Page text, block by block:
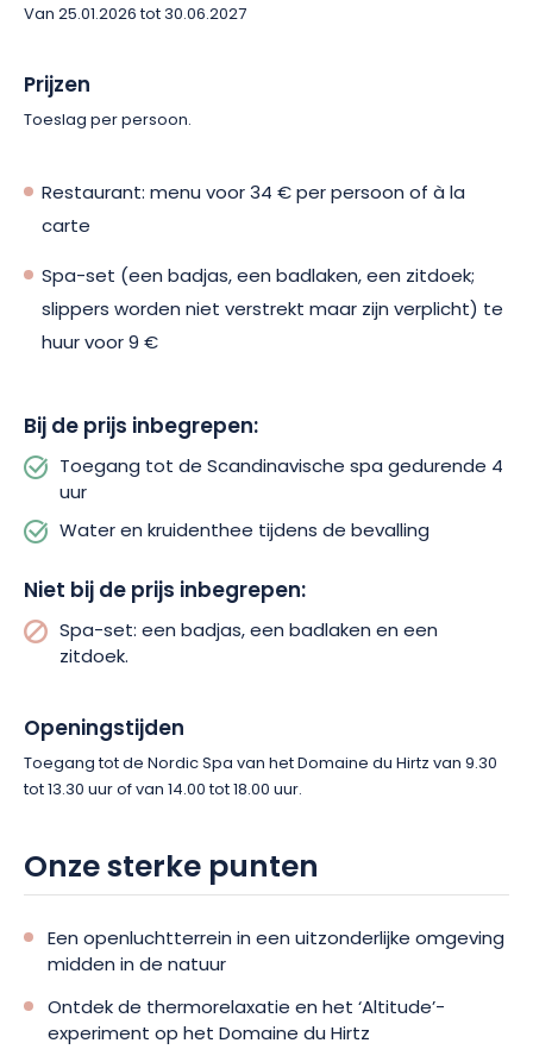
Door afwisselend warmte, kou en rustmomenten te
sauna in het bos met ingebouwde douche. Daar wacht u een
ontspanningssessie bij 90 °C, gevolgd door een koud bad van
8 °C dat u gegarandeerd wakker schudt. Voor unieke
aangeboden. Ook kunt u tegen meerprijs en op reservering
gebruikmaken van de massagegrot.
Vergeet niet uw toegang tot de Nordic Spa van het Domaine &
Spa du Hirtz in Wattwiller te reserveren om uw plek in deze
oase van ontspanning te garanderen!
Van 25.01.2026 tot 30.06.2027
Prijzen
Toeslag per persoon.
Restaurant: menu voor 34 € per persoon of à la
carte
Spa-set (een badjas, een badlaken, een zitdoek;
slippers worden niet verstrekt maar zijn verplicht) te
huur voor 9 €
Bij de prijs inbegrepen:
Toegang tot de Scandinavische spa gedurende 4
uur
Water en kruidenthee tijdens de bevalling
Niet bij de prijs inbegrepen:
Spa-set: een badjas, een badlaken en een
zitdoek.
Openingstijden
Toegang tot de Nordic Spa van het Domaine du Hirtz van 9.30
tot 13.30 uur of van 14.00 tot 18.00 uur.
Onze sterke punten
Een openluchtterrein in een uitzonderlijke omgeving
midden in de natuur
Ontdek de thermorelaxatie en het ‘Altitude’-
experiment op het Domaine du Hirtz